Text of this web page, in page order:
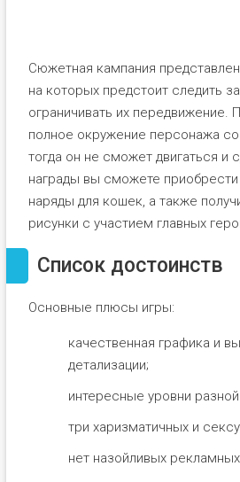
Сюжетная кампания
на которых предстоит следить
ограничивать их передвижение.
полное окружение персонажа
тогда он не сможет двигаться и
награды вы сможете
наряды для кошек, а также
рисунки с участием главных
Список достоинств
Основные плюсы игры:
качественная графика и
детализации;
интересные уровни
три харизматичных и
нет назойливых